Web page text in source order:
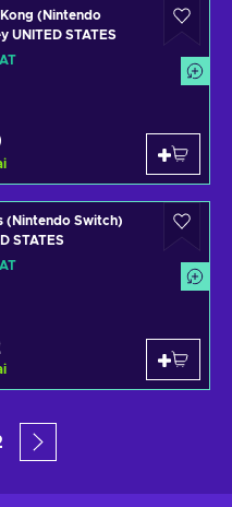
(Nintendo
UNITED STATES
(Nintendo Switch)
STATES